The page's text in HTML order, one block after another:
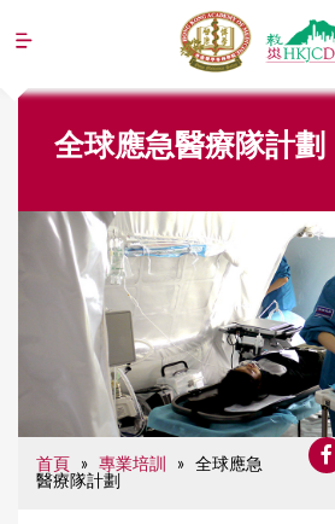
Jump to navigation
全球應急醫療隊計劃
首頁 » 專業培訓 » 全球應急
醫療隊計劃